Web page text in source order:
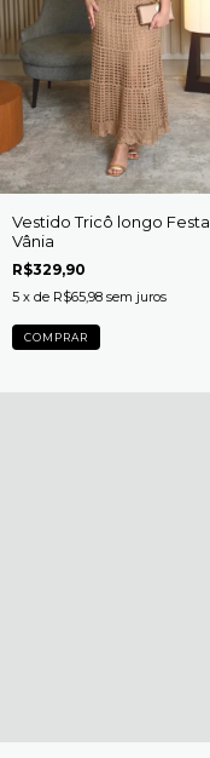
Vestido Tricô longo Festa
Vânia
R$329,90
5 x de R$65,98 sem juros
COMPRAR